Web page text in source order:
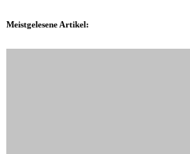
Meistgelesene Artikel: